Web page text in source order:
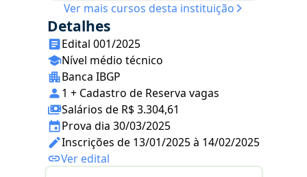
Ver mais cursos desta instituição
Detalhes
Edital 001/2025
Nível médio técnico
Banca IBGP
1 + Cadastro de Reserva vagas
Salários de R$ 3.304,61
Prova dia 30/03/2025
Inscrições de 13/01/2025 à 14/02/2025
Ver edital